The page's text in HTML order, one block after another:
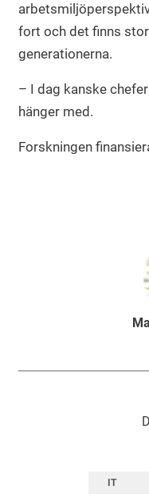
fort och det finns
generationerna.
– I dag kanske
hänger med.
Forskningen
IT